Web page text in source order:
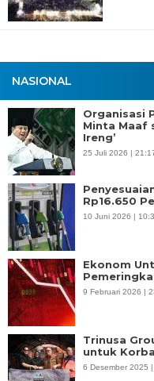
NASIONAL
Organisasi
Minta Maaf
Ireng’
25 Juli 2026 |
Rp16.650
10 Juni 2026 |
Ekonom
9 Februari 2026 |
Trinusa
untuk
6 Desember 2025